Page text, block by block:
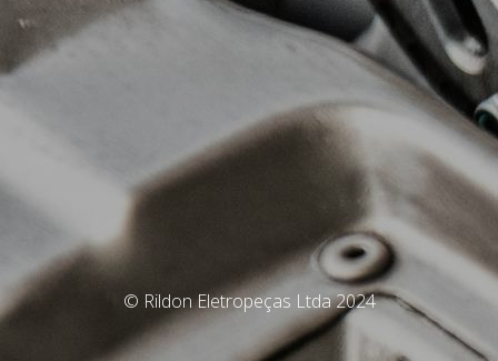
© Rildon Eletropeças Ltda 2024